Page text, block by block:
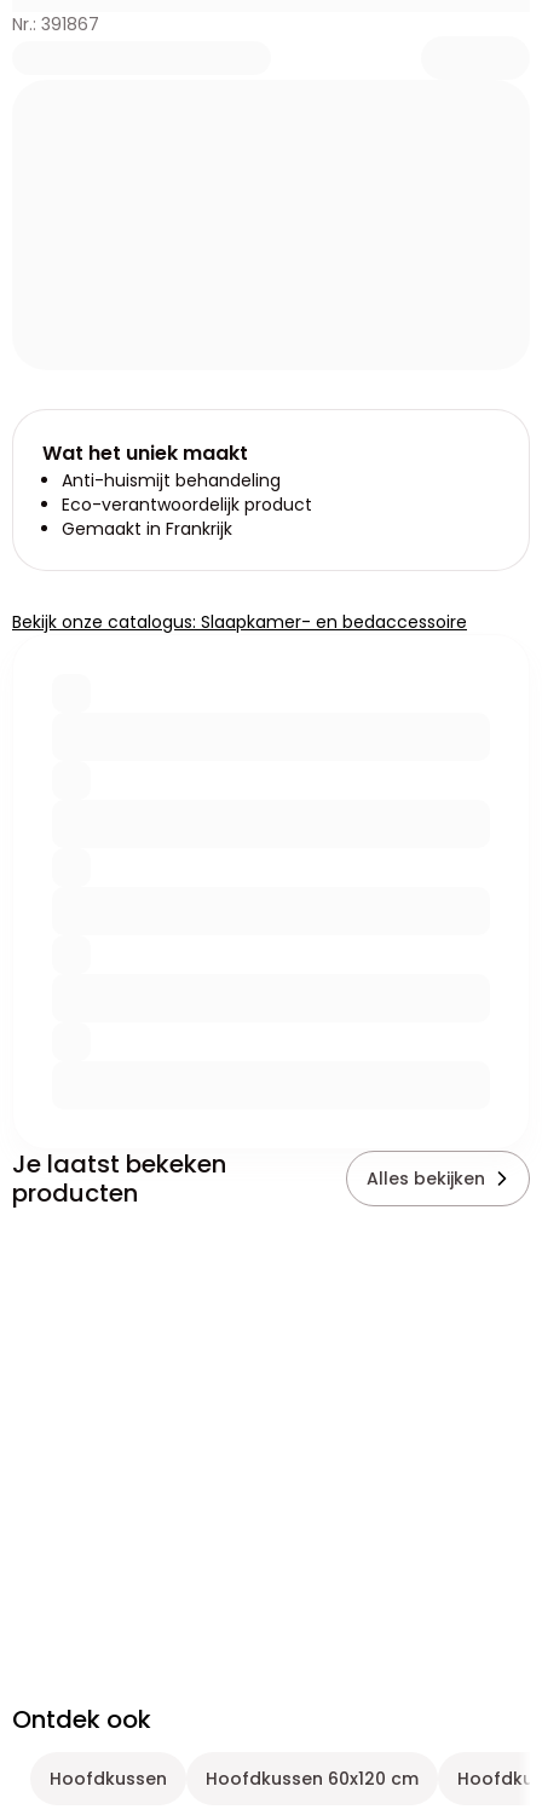
Nr.: 391867
Wat het uniek maakt
Anti-huismijt behandeling
Eco-verantwoordelijk product
Gemaakt in Frankrijk
Bekijk onze catalogus: Slaapkamer- en bedaccessoire
Je laatst bekeken
producten
Alles bekijken
Ontdek ook
Hoofdkussen Hoofdkussen 60x120 cm